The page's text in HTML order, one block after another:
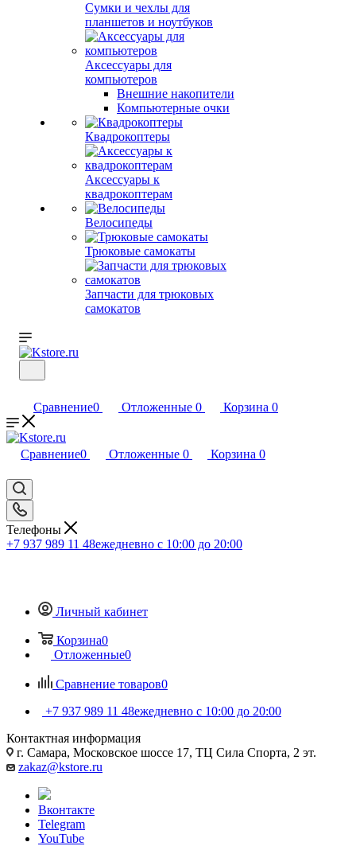
Сумки и чехлы для
планшетов и ноутбуков
Аксессуары для
компьютеров
Внешние накопители
Компьютерные очки
Квадрокоптеры
Аксессуары к
квадрокоптерам
Велосипеды
Трюковые самокаты
Запчасти для трюковых
самокатов
Сравнение0 Отложенные 0 Корзина 0
Сравнение0 Отложенные 0 Корзина 0
Телефоны
+7 937 989 11 48ежедневно с 10:00 до 20:00
Личный кабинет
Корзина0
Отложенные0
Сравнение товаров0
+7 937 989 11 48ежедневно с 10:00 до 20:00
Контактная информация
г. Самара, Московское шоссе 17, ТЦ Сила Спорта, 2 эт.
zakaz@kstore.ru
Вконтакте
Telegram
YouTube